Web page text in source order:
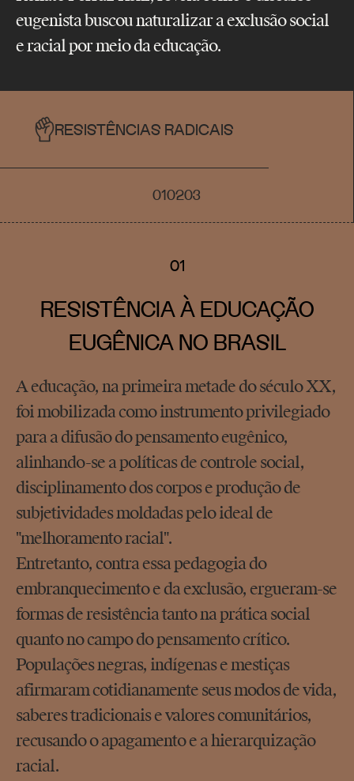
eugenista buscou naturalizar a exclusão social
e racial por meio da educação.
RESISTÊNCIAS RADICAIS
010203
01
RESISTÊNCIA À EDUCAÇÃO
EUGÊNICA NO BRASIL
A educação, na primeira metade do século XX,
foi mobilizada como instrumento privilegiado
para a difusão do pensamento eugênico,
alinhando-se a políticas de controle social,
disciplinamento dos corpos e produção de
subjetividades moldadas pelo ideal de
"melhoramento racial".
Entretanto, contra essa pedagogia do
embranquecimento e da exclusão, ergueram-se
formas de resistência tanto na prática social
quanto no campo do pensamento crítico.
Populações negras, indígenas e mestiças
afirmaram cotidianamente seus modos de vida,
saberes tradicionais e valores comunitários,
recusando o apagamento e a hierarquização
racial.